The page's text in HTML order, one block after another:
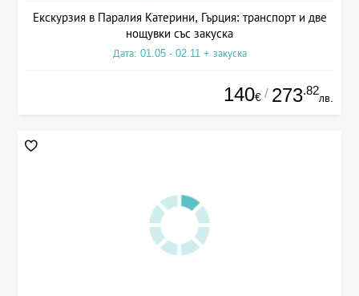
Екскурзия в Паралия Катерини, Гърция: транспорт и две
нощувки със закуска
Дата: 01.05 - 02.11 + закуска
140€ / 273.82
лв.